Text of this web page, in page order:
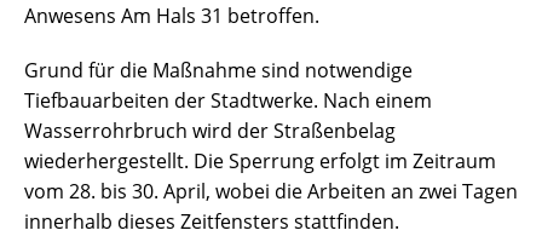
Anwesens Am Hals 31 betroffen.
Grund für die Maßnahme sind notwendige
Tiefbauarbeiten der Stadtwerke. Nach einem
Wasserrohrbruch wird der Straßenbelag
wiederhergestellt. Die Sperrung erfolgt im Zeitraum
vom 28. bis 30. April, wobei die Arbeiten an zwei Tagen
innerhalb dieses Zeitfensters stattfinden.